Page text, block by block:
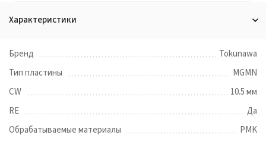
Характеристики
Бренд
Tokunawa
Тип пластины
MGMN
CW
10.5 мм
RE
Да
Обрабатываемые материалы
PMK